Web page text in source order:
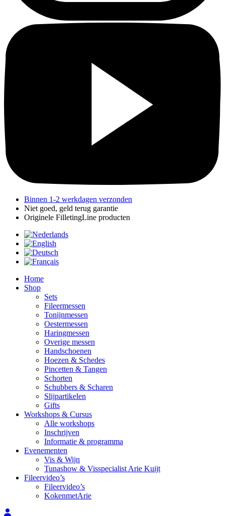
Binnen 1-2 werkdagen verzonden
Niet goed, geld terug garantie
Originele FilletingLine producten
Home
Shop
Sets
Fileermessen
Tonijnmessen
Oestermessen
Haringmessen
Overige messen
Handschoenen
Hoezen & Schedes
Pincetten & Tangen
Schorten
Schubbers & Scharen
Slijpartikelen
Gifts
Workshops & Cursus
Alle workshops
Inschrijven
Informatie & programma
Evenementen
Vis & Wijn
Tunashow & Visspecialist Arie Kuijt
Fileervideo’s
Fileervideo’s
KokenmetArie